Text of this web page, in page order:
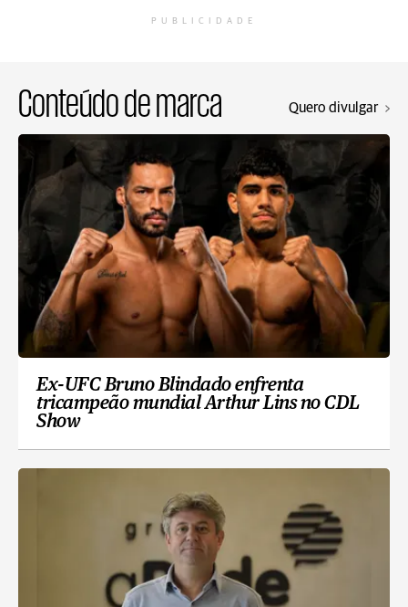
PUBLICIDADE
Conteúdo de marca Quero divulgar
Ex-UFC Bruno Blindado enfrenta
tricampeão mundial Arthur Lins no CDL
Show